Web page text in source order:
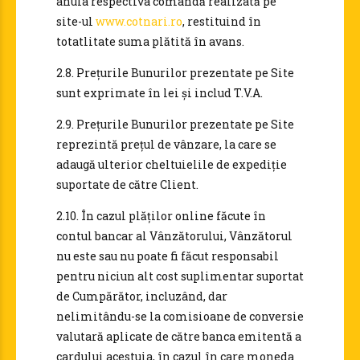
site-ul www.cotnari.ro, restituind în
totatlitate suma plătită în avans.
2.8. Prețurile Bunurilor prezentate pe Site
sunt exprimate în lei și includ T.V.A.
2.9. Prețurile Bunurilor prezentate pe Site
reprezintă prețul de vânzare, la care se
adaugă ulterior cheltuielile de expediție
suportate de către Client.
2.10. În cazul plăților online făcute în
contul bancar al Vânzătorului, Vânzătorul
nu este sau nu poate fi făcut responsabil
pentru niciun alt cost suplimentar suportat
de Cumpărător, incluzând, dar
nelimitându-se la comisioane de conversie
valutară aplicate de către banca emitentă a
cardului acestuia, în cazul în care moneda